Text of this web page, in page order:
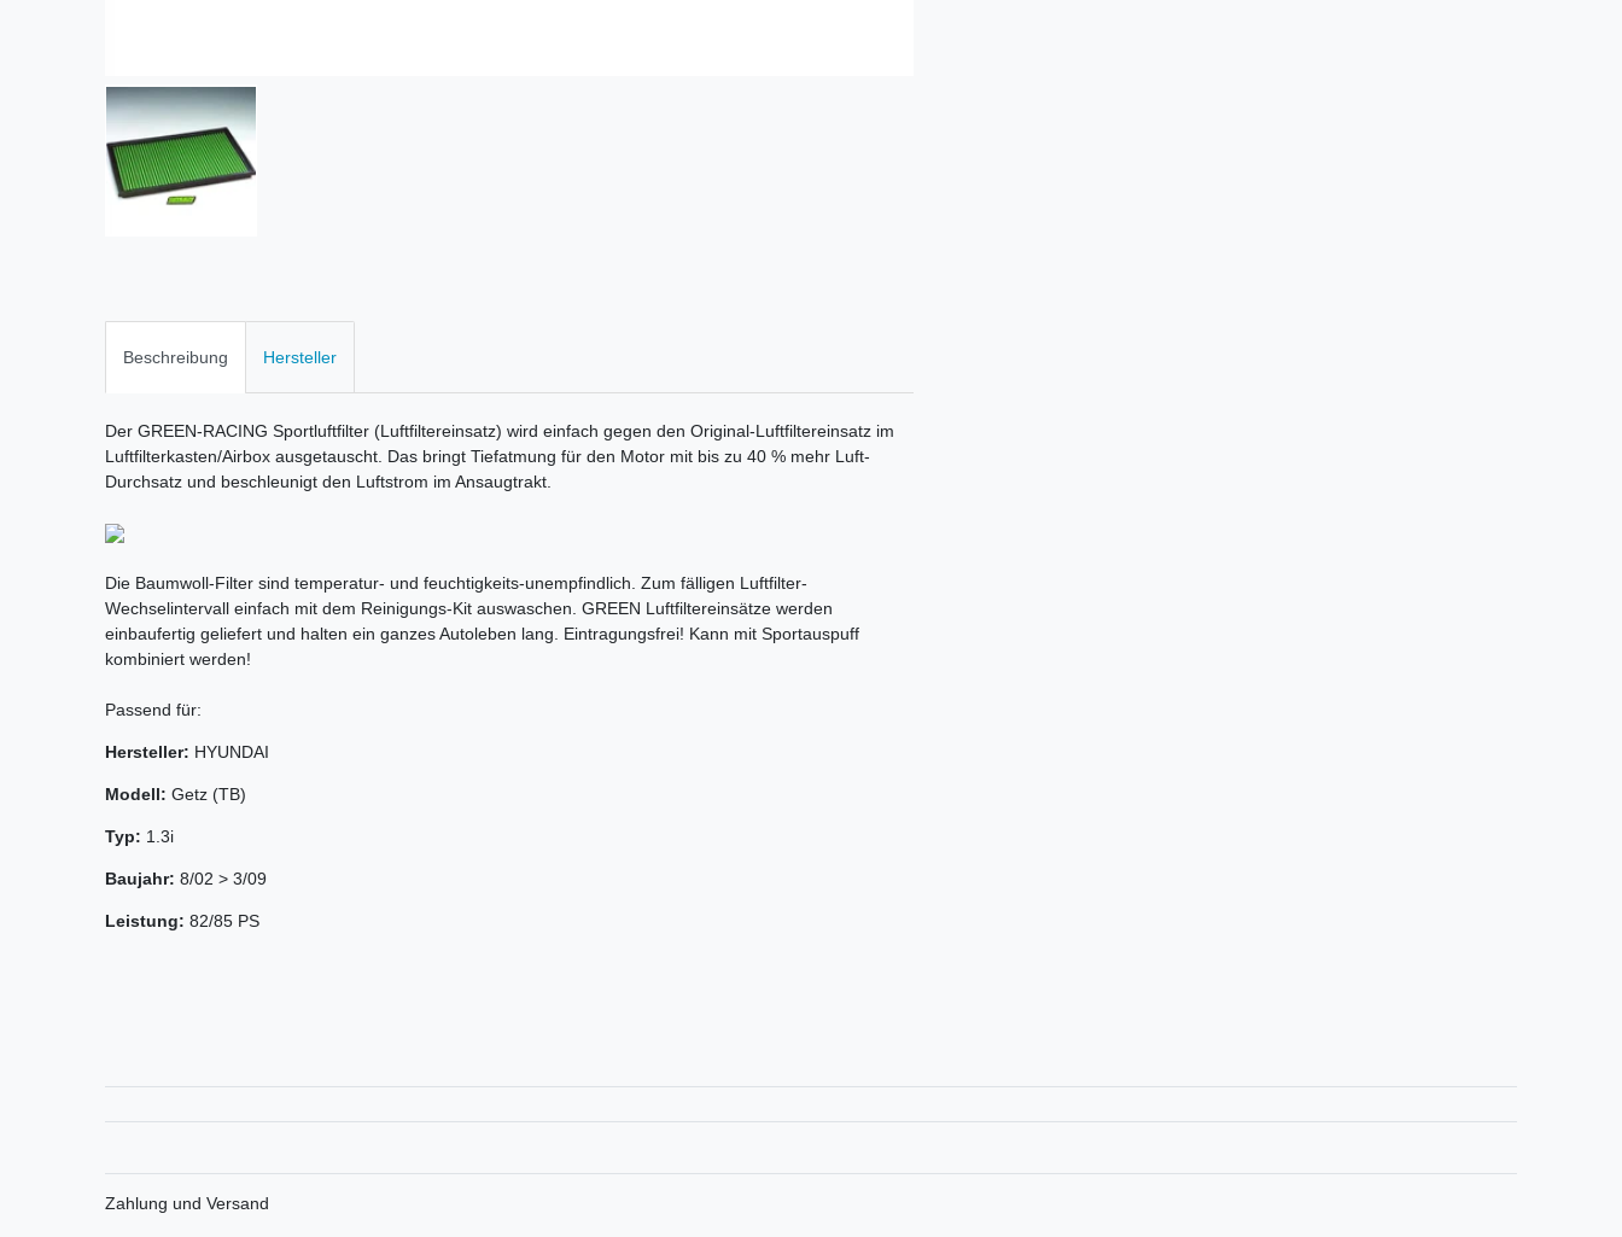
Beschreibung Hersteller
Der GREEN-RACING Sportluftfilter (Luftfiltereinsatz) wird einfach gegen den Original-Luftfiltereinsatz im
Luftfilterkasten/Airbox ausgetauscht. Das bringt Tiefatmung für den Motor mit bis zu 40 % mehr Luft-
Durchsatz und beschleunigt den Luftstrom im Ansaugtrakt.
Die Baumwoll-Filter sind temperatur- und feuchtigkeits-unempfindlich. Zum fälligen Luftfilter-
Wechselintervall einfach mit dem Reinigungs-Kit auswaschen. GREEN Luftfiltereinsätze werden
einbaufertig geliefert und halten ein ganzes Autoleben lang. Eintragungsfrei! Kann mit Sportauspuff
kombiniert werden!
Passend für:
Hersteller: HYUNDAI
Modell: Getz (TB)
Typ: 1.3i
Baujahr: 8/02 > 3/09
Leistung: 82/85 PS
Zahlung und Versand